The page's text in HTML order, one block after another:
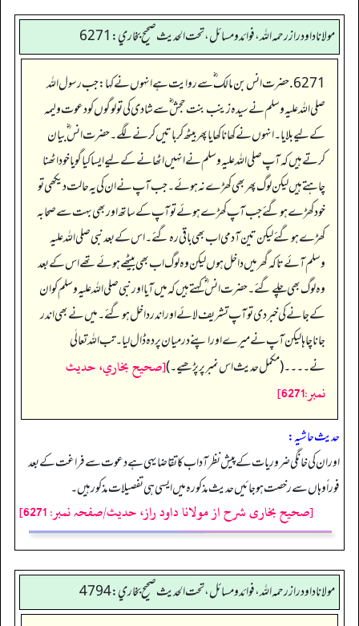
مولانا داود راز رحمه الله، فوائد و مسائل، تحت الحديث صحيح بخاري: 6271
6271. حضرت انس بن مالک ؓ سے روایت ہے انہوں نے کہا: جب رسول اللہ
صلی اللہ علیہ وسلم نے سیدہ زینب بنت حجش ؓ سے شادی کی تو لوگوں کو دعوت ولیمہ
کے لیے بلایا۔ انہوں نے کھانا کھایا پھر بیٹھ کر باتیں کرنے لگے۔ حضرت انس ؓ بیان
کرتے ہیں کہ آپ صلی اللہ علیہ وسلم نے انہیں اٹھانے کے لیے ایسا کیا گویا خود اٹھنا
چاہتے ہیں لیکن لوگ پھر بھی کھڑے نہ ہوئے۔ جب آپ نے ان کی یہ حالت دیکھی تو
خود کھڑے ہوگئے جب آپ کھڑے ہوئے تو آپ کے ساتھ اور بھی بہت سے صحابہ
کھڑے ہو گئے لیکن تین آدمی اب بھی باقی رہ گئے۔ اس کے بعد نبی صلی اللہ علیہ
وسلم آئے تاکہ گھر میں داخل ہوں لیکن وہ لوگ اب بھی بیٹھے ہوئے تھے اس کے بعد
وہ لوگ بھی چلے گئے۔ حضرت انس ؓ کہتے ہیں کہ میں آیا اور نبی صلی اللہ علیہ وسلم کو ان
کے جانے کی خبر دی تو آپ تشریف لائے اور اندر داخل ہوگئے۔ میں نے بھی اندر
جانا چاہا لیکن آپ نے میرے اور اپنے درمیان پردہ ڈال لیا۔ تب اللہ تعالٰی
نے۔۔۔۔ (مکمل حدیث اس نمبر پر پڑھیے۔)[صحيح بخاري، حديث
نمبر:6271]
حدیث حاشیہ:
اور ان کی خانگی ضروریات کے پیش نظر آداب کا تقا ضا یہی ہے دعوت سے فراغت کے بعد
فوراً وہاں سے رخصت ہو جائیں حدیث مذکو رہ میں ایسی ہی تفصیلات مذکور ہیں۔
[صحیح بخاری شرح از مولانا داود راز، حدیث/صفحہ نمبر: 6271]
مولانا داود راز رحمه الله، فوائد و مسائل، تحت الحديث صحيح بخاري: 4794